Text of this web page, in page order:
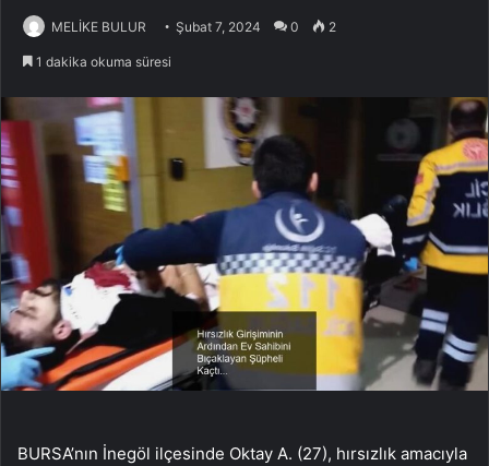
MELİKE BULUR Şubat 7, 2024 0 2
1 dakika okuma süresi
BURSA’nın İnegöl ilçesinde Oktay A. (27), hırsızlık amacıyla